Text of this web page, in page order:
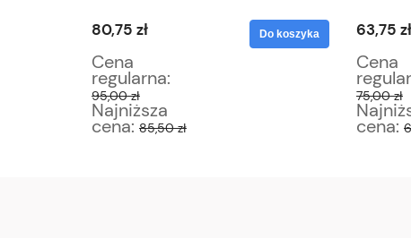
80,75 zł
Cena
regularna:
95,00 zł
Najniższa
cena: 85,50 zł
Do koszyka 63,75 zł
Cena
75,00 zł
cena: